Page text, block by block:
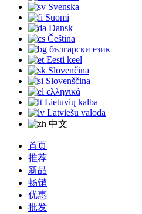
Svenska
Suomi
Dansk
Čeština
български език
Eesti keel
Slovenčina
Slovenščina
ελληνικά
Lietuvių kalba
Latviešu valoda
中文
首页
推荐
新品
畅销
优惠
批发